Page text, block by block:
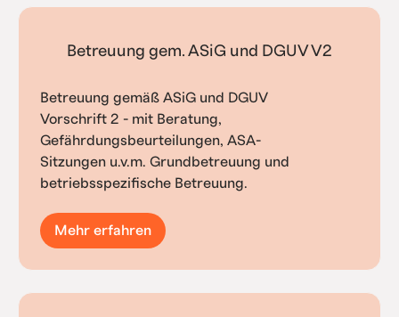
Betreuung gem. ASiG und DGUV V2
Betreuung gemäß ASiG und DGUV
Vorschrift 2 - mit Beratung,
Gefährdungsbeurteilungen, ASA-
Sitzungen u.v.m. Grundbetreuung und
betriebsspezifische Betreuung.
Mehr erfahren